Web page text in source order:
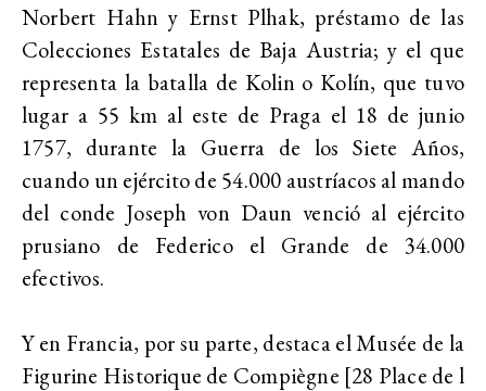
Norbert Hahn y Ernst Plhak, préstamo de las
Colecciones Estatales de Baja Austria; y el que
representa la batalla de Kolin o Kolín, que tuvo
lugar a 55 km al este de Praga el 18 de junio
1757, durante la Guerra de los Siete Años,
cuando un ejército de 54.000 austríacos al mando
del conde Joseph von Daun venció al ejército
prusiano de Federico el Grande de 34.000
efectivos.
Y en Francia, por su parte, destaca el Musée de la
Figurine Historique de Compiègne [28 Place de l